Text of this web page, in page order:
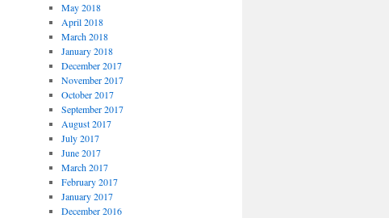
May 2018
April 2018
March 2018
January 2018
December 2017
November 2017
October 2017
September 2017
August 2017
July 2017
June 2017
March 2017
February 2017
January 2017
December 2016